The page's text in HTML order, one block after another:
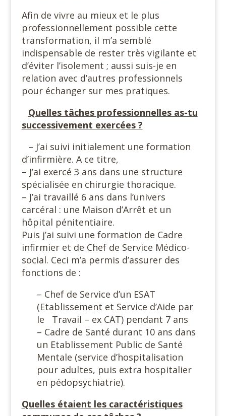
Afin de vivre au mieux et le plus
professionnellement possible cette
transformation, il m’a semblé
indispensable de rester très vigilante et
d’éviter l’isolement ; aussi suis-je en
relation avec d’autres professionnels
pour échanger sur mes pratiques.
Quelles tâches professionnelles as-tu
successivement exercées ?
– J’ai suivi initialement une formation
d’infirmière. A ce titre,
– J’ai exercé 3 ans dans une structure
spécialisée en chirurgie thoracique.
– J’ai travaillé 6 ans dans l’univers
carcéral : une Maison d’Arrêt et un
hôpital pénitentiaire.
Puis j’ai suivi une formation de Cadre
infirmier et de Chef de Service Médico-
social. Ceci m’a permis d’assurer des
fonctions de :
– Chef de Service d’un ESAT
(Etablissement et Service d’Aide par
le Travail – ex CAT) pendant 7 ans
– Cadre de Santé durant 10 ans dans
un Etablissement Public de Santé
Mentale (service d’hospitalisation
pour adultes, puis extra hospitalier
en pédopsychiatrie).
Quelles étaient les caractéristiques